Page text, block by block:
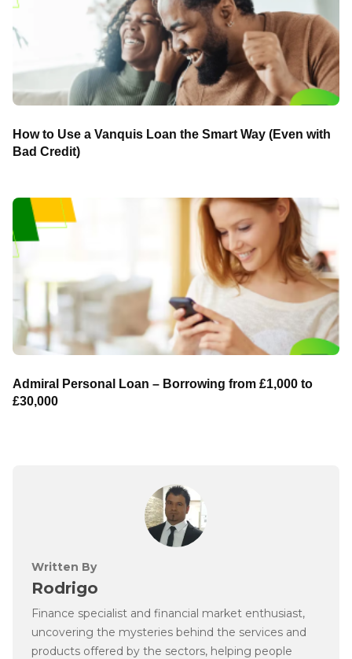
How to Use a Vanquis Loan the Smart Way (Even with
Bad Credit)
Admiral Personal Loan – Borrowing from £1,000 to
£30,000
Written By
Rodrigo
Finance specialist and financial market enthusiast,
uncovering the mysteries behind the services and
products offered by the sectors, helping people